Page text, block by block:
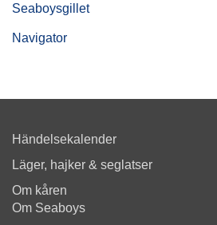
Seaboysgillet
Navigator
Händelsekalender
Läger, hajker & seglatser
Om kåren
Om Seaboys